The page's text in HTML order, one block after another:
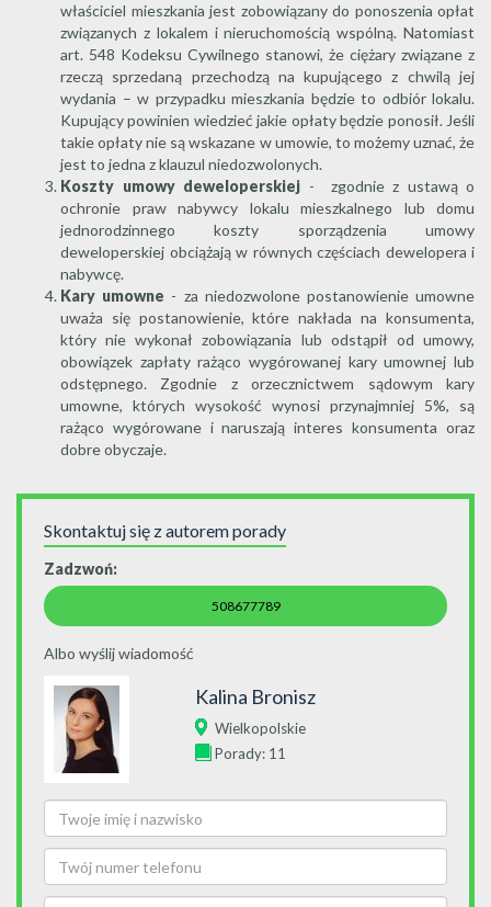
właściciel mieszkania jest zobowiązany do ponoszenia opłat
związanych z lokalem i nieruchomością wspólną. Natomiast
art. 548 Kodeksu Cywilnego stanowi, że ciężary związane z
rzeczą sprzedaną przechodzą na kupującego z chwilą jej
wydania – w przypadku mieszkania będzie to odbiór lokalu.
Kupujący powinien wiedzieć jakie opłaty będzie ponosił. Jeśli
takie opłaty nie są wskazane w umowie, to możemy uznać, że
jest to jedna z klauzul niedozwolonych.
Koszty umowy deweloperskiej - zgodnie z ustawą o
ochronie praw nabywcy lokalu mieszkalnego lub domu
jednorodzinnego koszty sporządzenia umowy
deweloperskiej obciążają w równych częściach dewelopera i
nabywcę.
Kary umowne - za niedozwolone postanowienie umowne
uważa się postanowienie, które nakłada na konsumenta,
który nie wykonał zobowiązania lub odstąpił od umowy,
obowiązek zapłaty rażąco wygórowanej kary umownej lub
odstępnego. Zgodnie z orzecznictwem sądowym kary
umowne, których wysokość wynosi przynajmniej 5%, są
rażąco wygórowane i naruszają interes konsumenta oraz
dobre obyczaje.
Skontaktuj się z autorem porady
Zadzwoń:
508677789
Albo wyślij wiadomość
Kalina Bronisz
Wielkopolskie
Porady: 11